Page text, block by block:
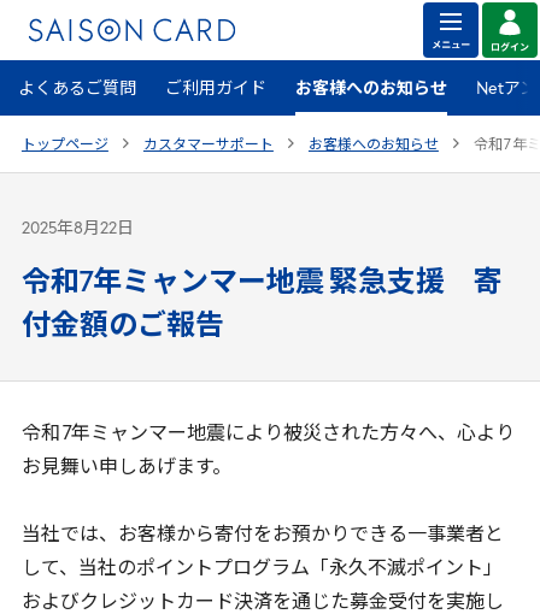
よくあるご質問 ご利用ガイド お客様へのお知らせ Netア
トップページ カスタマーサポート お客様へのお知らせ 令和 7 年
2025年8月22日
令和7年ミャンマー地震 緊急支援 寄
付金額のご報告
令和 7年ミャンマー地震により被災された⽅々へ、⼼より
お⾒舞い申しあげます。
当社では、お客様から寄付をお預かりできる一事業者と
して、当社のポイントプログラム「永久不滅ポイント」
およびクレジットカード決済を通じた募金受付を実施し